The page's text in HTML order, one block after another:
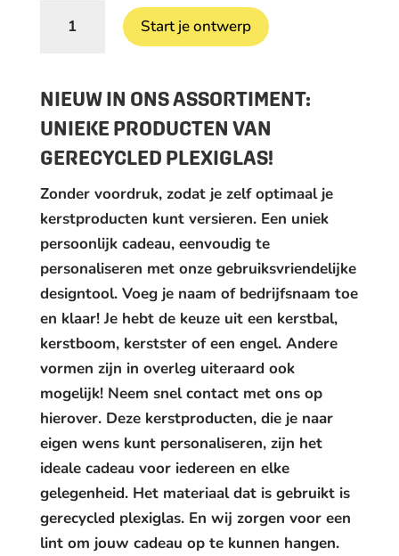
Kerstproducten
Start je ontwerp
NIEUW IN ONS ASSORTIMENT:
UNIEKE PRODUCTEN VAN
GERECYCLED PLEXIGLAS!
Zonder voordruk, zodat je zelf optimaal je
kerstproducten kunt versieren. Een uniek
persoonlijk cadeau, eenvoudig te
personaliseren met onze gebruiksvriendelijke
designtool. Voeg je naam of bedrijfsnaam toe
en klaar! Je hebt de keuze uit een kerstbal,
kerstboom, kerstster of een engel. Andere
vormen zijn in overleg uiteraard ook
mogelijk! Neem snel contact met ons op
hierover. Deze kerstproducten, die je naar
eigen wens kunt personaliseren, zijn het
ideale cadeau voor iedereen en elke
gelegenheid. Het materiaal dat is gebruikt is
gerecycled plexiglas. En wij zorgen voor een
lint om jouw cadeau op te kunnen hangen.